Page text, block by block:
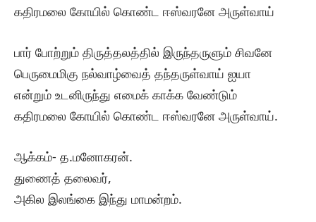
கதிரமலை கோயில் கொண்ட ஈஸ்வரனே அருள்வாய்
பார் போற்றும் திருத்தலத்தில் இருந்தருளும் சிவனே
பெருமைமிகு நல்வாழ்வைத் தந்தருள்வாய் ஐயா
என்றும் உடனிருந்து எமைக் காக்க வேண்டும்
கதிரமலை கோயில் கொண்ட ஈஸ்வரனே அருள்வாய்.
ஆக்கம்- த.மனோகரன்.
துணைத் தலைவர்,
அகில இலங்கை இந்து மாமன்றம்.